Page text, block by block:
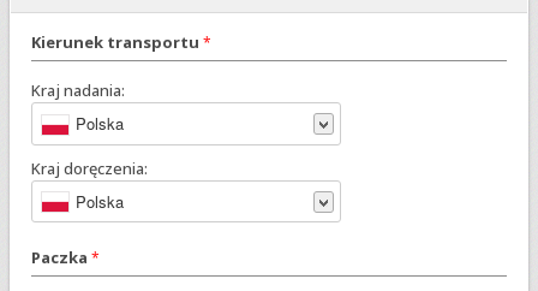
Kierunek transportu*
Kraj nadania:
Polska
Kraj doręczenia:
Polska
Paczka*